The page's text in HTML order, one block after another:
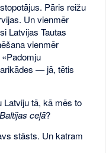
Pāris reižu
Un vienmēr
Latvijas Tautas
vienmēr
— jā, tētis
Latviju tā, kā mēs to
Baltijas ceļā?
stāsts. Un katram